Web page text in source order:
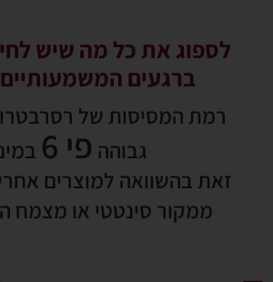
לספוג את כל מה שיש
ברגעים
גבוהה פי 6
זאת בהשוואה למוצרים
ממקור סינטטי או מצמח